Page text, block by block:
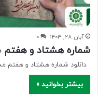
آبان ۲۸, ۱۴۰۴ ۰
شماره هشتاد و
دانلود شماره هشتاد و هفتم
بیشتر بخوانید »